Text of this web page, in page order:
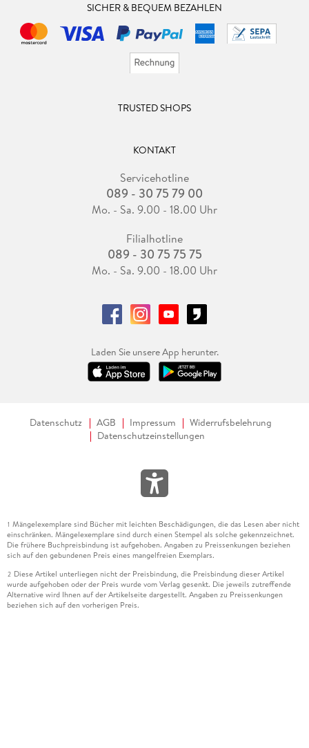
SICHER & BEQUEM BEZAHLEN
TRUSTED SHOPS
KONTAKT
Servicehotline
089 - 30 75 79 00
Mo. - Sa. 9.00 - 18.00 Uhr
Filialhotline
089 - 30 75 75 75
Mo. - Sa. 9.00 - 18.00 Uhr
Laden Sie unsere App herunter.
Datenschutz AGB Impressum
Widerrufsbelehrung
Datenschutzeinstellungen
1 Mängelexemplare sind Bücher mit leichten Beschädigungen, die das Lesen aber nicht
einschränken. Mängelexemplare sind durch einen Stempel als solche gekennzeichnet.
Die frühere Buchpreisbindung ist aufgehoben. Angaben zu Preissenkungen beziehen
sich auf den gebundenen Preis eines mangelfreien Exemplars.
2 Diese Artikel unterliegen nicht der Preisbindung, die Preisbindung dieser Artikel
wurde aufgehoben oder der Preis wurde vom Verlag gesenkt. Die jeweils zutreffende
Alternative wird Ihnen auf der Artikelseite dargestellt. Angaben zu Preissenkungen
beziehen sich auf den vorherigen Preis.